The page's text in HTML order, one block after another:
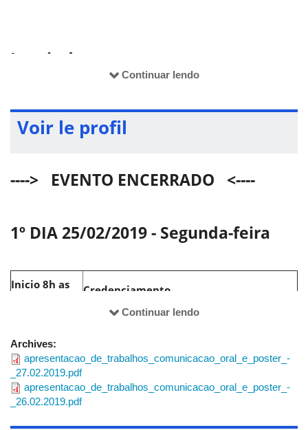
Locais do evento:
BLOCO 3Q
APRESENTAÇÕES DE TRABALHO
26/02/2019
GT 1 – 26/02/2019
Comunicação Oral
Coordenadora:
1)
Elisângela
De
Azevedo
Continuar lendo
Voir le profil
----> EVENTO ENCERRADO <----
1º DIA 25/02/2019 - Segunda-feira
Inicio 8h as
Credenciamento
comissão
organizadora
8h as 8h30
Comissão organizadora
8h30
oficial do VIII SENACE e autoridades
Continuar lendo
Archives:
apresentacao_de_trabalhos_comunicacao_oral_e_poster_-
_27.02.2019.pdf
apresentacao_de_trabalhos_comunicacao_oral_e_poster_-
_26.02.2019.pdf